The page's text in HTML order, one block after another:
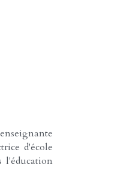
d'école
l'éducation